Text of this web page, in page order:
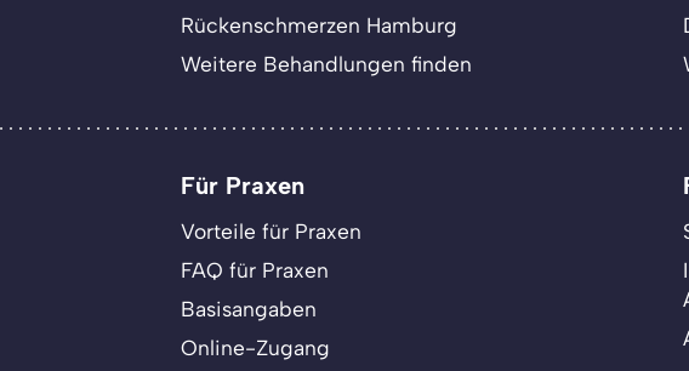
Rückenschmerzen Hamburg
Weitere Behandlungen finden
Für Praxen
Vorteile für Praxen
FAQ für Praxen
Basisangaben
Online-Zugang